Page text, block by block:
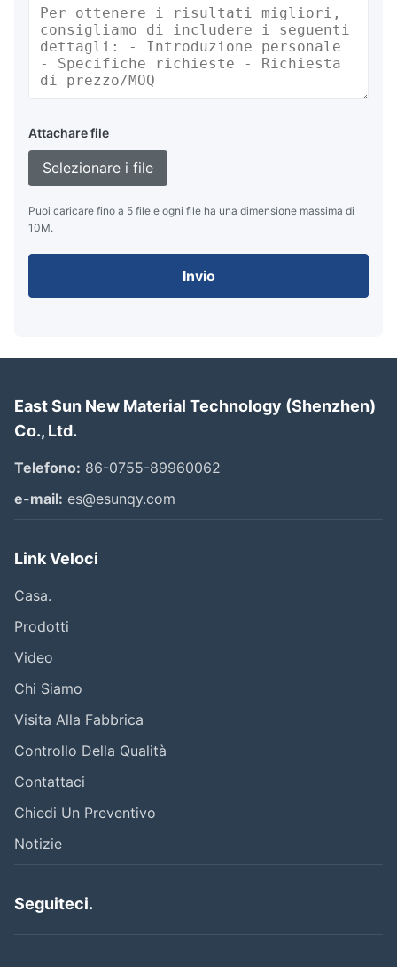
Attachare file
Selezionare i file
Puoi caricare fino a 5 file e ogni file ha una dimensione massima di
10M.
Invio
East Sun New Material Technology (Shenzhen)
Co., Ltd.
Telefono: 86-0755-89960062
e-mail: es@esunqy.com
Link Veloci
Casa.
Prodotti
Video
Chi Siamo
Visita Alla Fabbrica
Controllo Della Qualità
Contattaci
Chiedi Un Preventivo
Notizie
Seguiteci.